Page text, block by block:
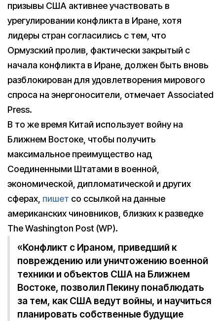
призывы США активнее участвовать в
урегулировании конфликта в Иране, хотя
лидеры стран согласились с тем, что
Ормузский пролив, фактически закрытый с
начала конфликта в Иране, должен быть вновь
разблокирован для удовлетворения мирового
спроса на энергоносители, отмечает Associated
Press.
В то же время Китай использует войну на
Ближнем Востоке, чтобы получить
максимальное преимущество над
Соединенными Штатами в военной,
экономической, дипломатической и других
сферах, пишет со ссылкой на данные
американских чиновников, близких к разведке
The Washington Post (WP).
«Конфликт с Ираном, приведший к
повреждению или уничтожению военной
техники и объектов США на Ближнем
Востоке, позволил Пекину понаблюдать
за тем, как США ведут войны, и научиться
планировать собственные будущие